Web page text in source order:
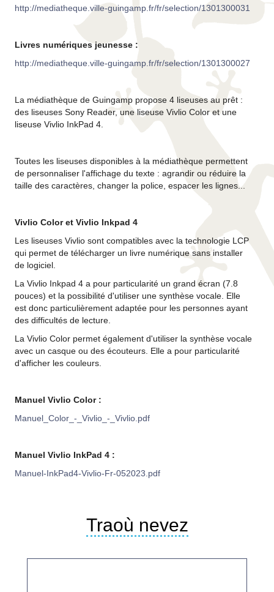
http://mediatheque.ville-guingamp.fr/fr/selection/1301300031
Livres numériques jeunesse :
http://mediatheque.ville-guingamp.fr/fr/selection/1301300027
La médiathèque de Guingamp propose 4 liseuses au prêt :
des liseuses Sony Reader, une liseuse Vivlio Color et une
liseuse Vivlio InkPad 4.
Toutes les liseuses disponibles à la médiathèque permettent
de personnaliser l'affichage du texte : agrandir ou réduire la
taille des caractères, changer la police, espacer les lignes...
Vivlio Color et Vivlio Inkpad 4
Les liseuses Vivlio sont compatibles avec la technologie LCP
qui permet de télécharger un livre numérique sans installer
de logiciel.
La Vivlio Inkpad 4 a pour particularité un grand écran (7.8
pouces) et la possibilité d'utiliser une synthèse vocale. Elle
est donc particulièrement adaptée pour les personnes ayant
des difficultés de lecture.
La Vivlio Color permet également d'utiliser la synthèse vocale
avec un casque ou des écouteurs. Elle a pour particularité
d'afficher les couleurs.
Manuel Vivlio Color :
Manuel_Color_-_Vivlio_-_Vivlio.pdf
Manuel Vivlio InkPad 4 :
Manuel-InkPad4-Vivlio-Fr-052023.pdf
Traoù nevez